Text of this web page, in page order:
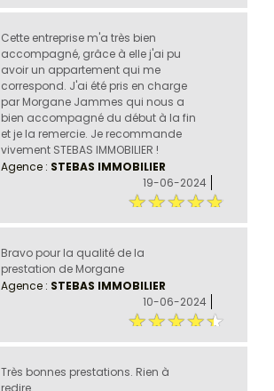
Cette entreprise m'a très bien
accompagné, grâce à elle j'ai pu
avoir un appartement qui me
correspond. J'ai été pris en charge
par Morgane Jammes qui nous a
bien accompagné du début à la fin
et je la remercie. Je recommande
vivement STEBAS IMMOBILIER !
Agence : STEBAS IMMOBILIER
19-06-2024
Bravo pour la qualité de la
prestation de Morgane
Agence : STEBAS IMMOBILIER
10-06-2024
Très bonnes prestations. Rien à
redire.